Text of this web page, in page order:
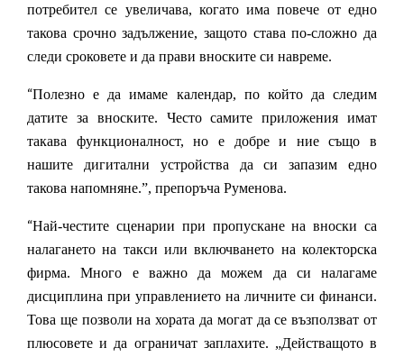
потребител се увеличава, когато има повече от едно
такова срочно задължение, защото става по-сложно да
следи сроковете и да прави вноските си навреме.
“Полезно е да имаме календар, по който да следим
датите за вноските. Често самите приложения имат
такава функционалност, но е добре и ние също в
нашите дигитални устройства да си запазим едно
такова напомняне.”, препоръча Руменова.
“Най-честите сценарии при пропускане на вноски са
налагането на такси или включването на колекторска
фирма. Много е важно да можем да си налагаме
дисциплина при управлението на личните си финанси.
Това ще позволи на хората да могат да се възползват от
плюсовете и да ограничат заплахите. „Действащото в